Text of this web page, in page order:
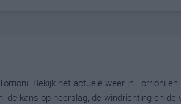
Bekijk het actuele weer in Torrioni
de kans op neerslag, de windrichting en